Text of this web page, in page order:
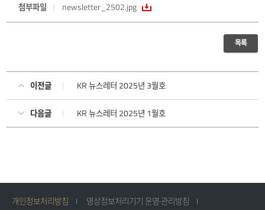
첨부파일 newsletter_2502.jpg
목록
이전글 KR 뉴스레터 2025년 3월호
다음글 KR 뉴스레터 2025년 1월호
개인정보처리방침
영상정보처리기기 운영·관리방침